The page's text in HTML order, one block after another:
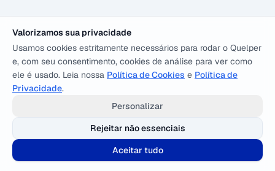
Valorizamos sua privacidade
Usamos cookies estritamente necessários para rodar o Quelper
e, com seu consentimento, cookies de análise para ver como
ele é usado. Leia nossa Política de Cookies e Política de
Privacidade.
Personalizar
Rejeitar não essenciais
Aceitar tudo